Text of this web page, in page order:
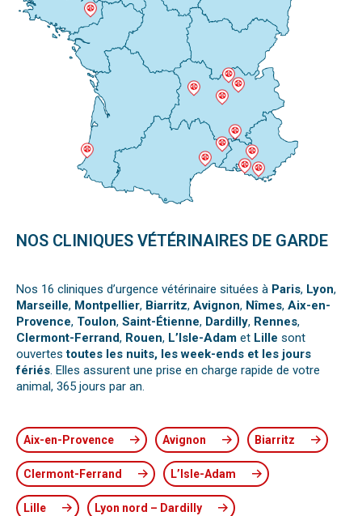
NOS CLINIQUES VÉTÉRINAIRES DE GARDE
Nos 16 cliniques d’urgence vétérinaire situées à Paris, Lyon,
Marseille, Montpellier, Biarritz, Avignon, Nîmes, Aix-en-
Provence, Toulon, Saint-Étienne, Dardilly, Rennes,
Clermont-Ferrand, Rouen, L’Isle-Adam et Lille sont
ouvertestoutes les nuits, les week-ends et les jours
fériés. Elles assurent une prise en charge rapide de votre
animal, 365 jours par an.
Aix-en-Provence Avignon Biarritz
Clermont-Ferrand L’Isle-Adam
Lille Lyon nord – Dardilly